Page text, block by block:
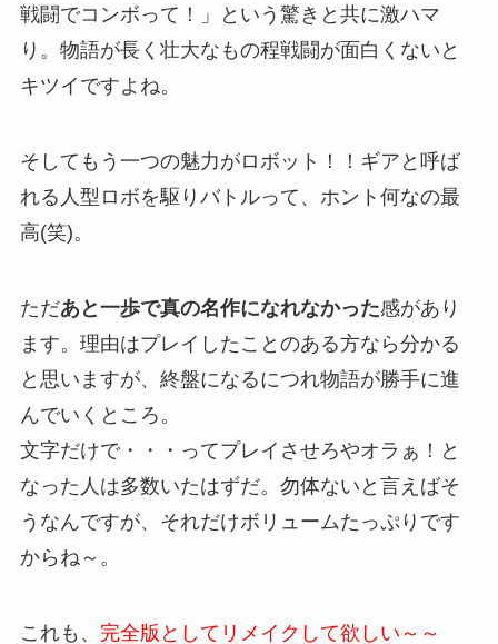
戦闘でコンボって！」という驚きと共に激ハマ
り。物語が長く壮大なもの程戦闘が面白くないと
キツイですよね。
そしてもう一つの魅力がロボット！！ギアと呼ば
れる人型ロボを駆りバトルって、ホント何なの最
高(笑)。
ただあと一歩で真の名作になれなかった感があり
ます。理由はプレイしたことのある方なら分かる
と思いますが、終盤になるにつれ物語が勝手に進
んでいくところ。
文字だけで・・・ってプレイさせろやオラぁ！と
なった人は多数いたはずだ。勿体ないと言えばそ
うなんですが、それだけボリュームたっぷりです
からね～。
これも、 完全版としてリメイクして欲しい～～